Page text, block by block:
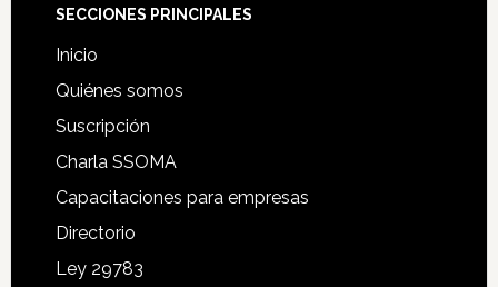
Footer
SECCIONES PRINCIPALES
Inicio
Quiénes somos
Suscripción
Charla SSOMA
Capacitaciones para empresas
Directorio
Ley 29783